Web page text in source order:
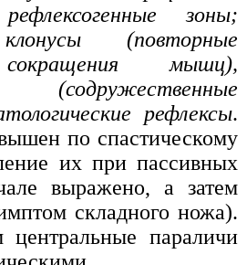
зоны;
(повторные
мышц),
рефлексы.
по спастическому
их при пассивных
выражено, а затем
складного ножа).
параличи